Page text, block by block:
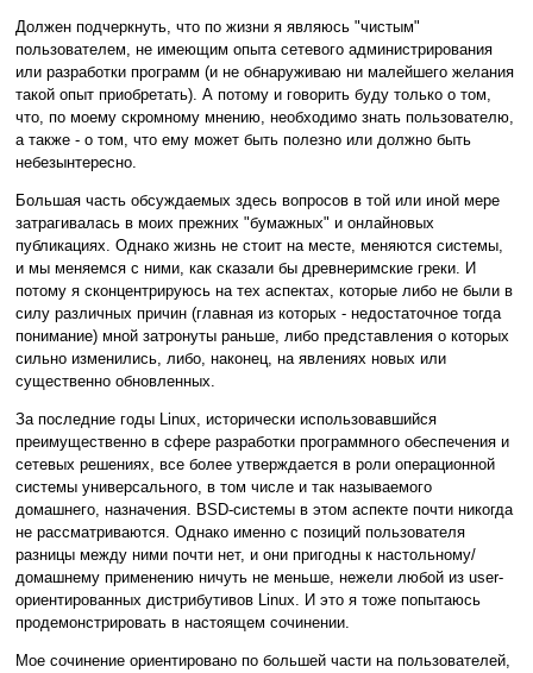
Должен подчеркнуть, что по жизни я являюсь "чистым"
пользователем, не имеющим опыта сетевого администрирования
или разработки программ (и не обнаруживаю ни малейшего желания
такой опыт приобретать). А потому и говорить буду только о том,
что, по моему скромному мнению, необходимо знать пользователю,
а также - о том, что ему может быть полезно или должно быть
небезынтересно.
Большая часть обсуждаемых здесь вопросов в той или иной мере
затрагивалась в моих прежних "бумажных" и онлайновых
публикациях. Однако жизнь не стоит на месте, меняются системы,
и мы меняемся с ними, как сказали бы древнеримские греки. И
потому я сконцентрируюсь на тех аспектах, которые либо не были в
силу различных причин (главная из которых - недостаточное тогда
понимание) мной затронуты раньше, либо представления о которых
сильно изменились, либо, наконец, на явлениях новых или
существенно обновленных.
За последние годы Linux, исторически использовавшийся
преимущественно в сфере разработки программного обеспечения и
сетевых решениях, все более утверждается в роли операционной
системы универсального, в том числе и так называемого
домашнего, назначения. BSD-системы в этом аспекте почти никогда
не рассматриваются. Однако именно с позиций пользователя
разницы между ними почти нет, и они пригодны к настольному/
домашнему применению ничуть не меньше, нежели любой из user-
ориентированных дистрибутивов Linux. И это я тоже попытаюсь
продемонстрировать в настоящем сочинении.
Мое сочинение ориентировано по большей части на пользователей,